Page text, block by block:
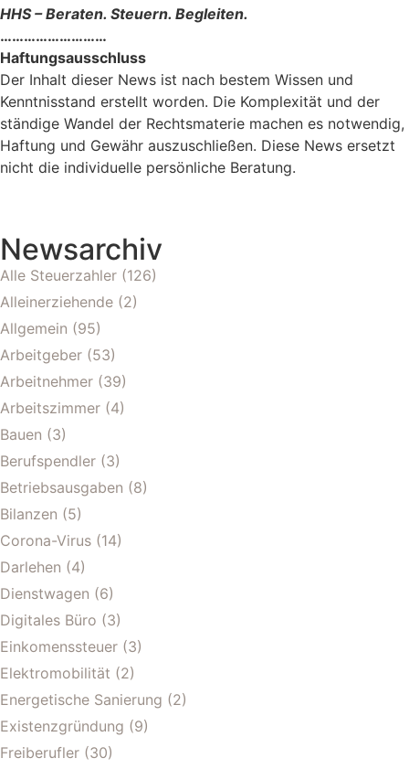
HHS – Beraten. Steuern. Begleiten.
………………………
Haftungsausschluss
Der Inhalt dieser News ist nach bestem Wissen und
Kenntnisstand erstellt worden. Die Komplexität und der
ständige Wandel der Rechtsmaterie machen es notwendig,
Haftung und Gewähr auszuschließen. Diese News ersetzt
nicht die individuelle persönliche Beratung.
Newsarchiv
Alle Steuerzahler (126)
Alleinerziehende (2)
Allgemein (95)
Arbeitgeber (53)
Arbeitnehmer (39)
Arbeitszimmer (4)
Bauen (3)
Berufspendler (3)
Betriebsausgaben (8)
Bilanzen (5)
Corona-Virus (14)
Darlehen (4)
Dienstwagen (6)
Digitales Büro (3)
Einkomenssteuer (3)
Elektromobilität (2)
Energetische Sanierung (2)
Existenzgründung (9)
Freiberufler (30)